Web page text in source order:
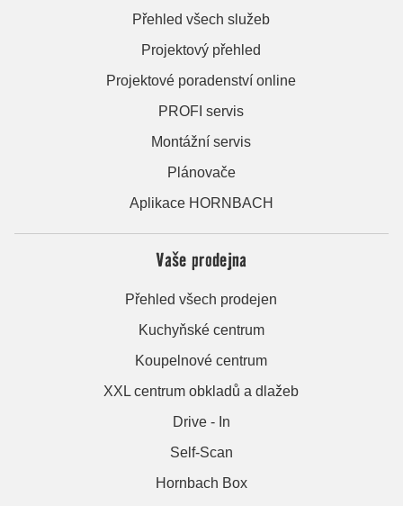
Přehled všech služeb
Projektový přehled
Projektové poradenství online
PROFI servis
Montážní servis
Plánovače
Aplikace HORNBACH
Vaše prodejna
Přehled všech prodejen
Kuchyňské centrum
Koupelnové centrum
XXL centrum obkladů a dlažeb
Drive - In
Self-Scan
Hornbach Box